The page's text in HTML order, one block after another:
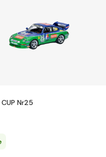
CUP Nr25